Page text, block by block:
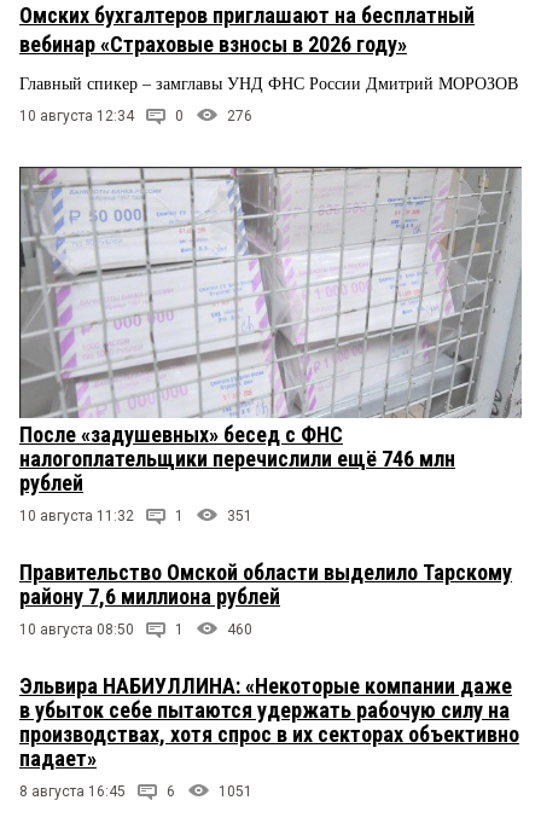
Омских бухгалтеров приглашают на бесплатный
вебинар «Страховые взносы в 2026 году»
Главный спикер – замглавы УНД ФНС России Дмитрий МОРОЗОВ
10 августа 12:34 0 276
После «задушевных» бесед с ФНС
налогоплательщики перечислили ещё 746 млн
рублей
10 августа 11:32 1 351
Правительство Омской области выделило Тарскому
району 7,6 миллиона рублей
10 августа 08:50 1 460
Эльвира НАБИУЛЛИНА: «Некоторые компании даже
в убыток себе пытаются удержать рабочую силу на
производствах, хотя спрос в их секторах объективно
падает»
8 августа 16:45 6 1051